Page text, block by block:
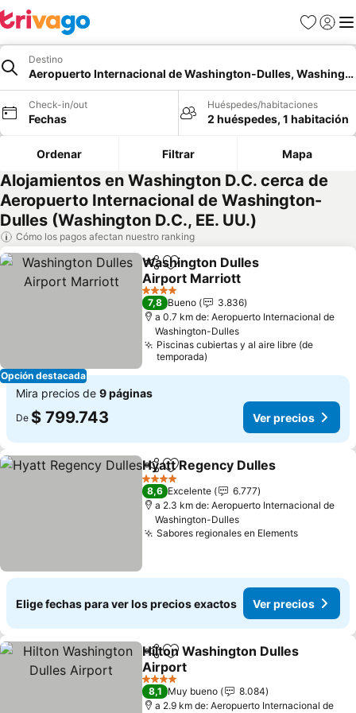
Favoritos
Iniciar
Destino
Aeropuerto Internacional de Washington-Dulles,
Check-in/out
Fechas
Huéspedes/habitaciones
2 huéspedes, 1 habitación
Ordenar Filtrar Mapa
Alojamientos en Washington D.C. cerca de
Aeropuerto Internacional de Washington-
Dulles (Washington D.C., EE. UU.)
Cómo los pagos afectan nuestro ranking
Opción destacada
CompartirAgregar a favoritos
Washington Dulles
Airport Marriott
Ver precios
4 Estrellas
7,8 Bueno
3.836
a 0.7 km de: Aeropuerto Internacional de
Washington-Dulles
Piscinas cubiertas y al aire libre (de
temporada)
Mira precios de 9 páginas
De $ 799.743 Ver precios
CompartirAgregar a favoritos
Hyatt Regency Dulles
4 Estrellas
8,6 Excelente
6.777
a 2.3 km de: Aeropuerto Internacional de
Washington-Dulles
Sabores regionales en ElementsVer
Elige fechas para ver los precios exactos Ver precios
CompartirAgregar a favoritos
Hilton Washington Dulles
Airport
Ver precios
4 Estrellas
8,1 Muy bueno
8.084
a 2.9 km de: Aeropuerto Internacional de